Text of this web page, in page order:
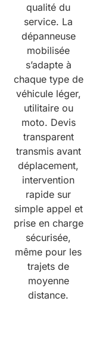
qualité du
service. La
dépanneuse
mobilisée
s’adapte à
chaque type de
véhicule léger,
utilitaire ou
moto. Devis
transparent
transmis avant
déplacement,
intervention
rapide sur
simple appel et
prise en charge
sécurisée,
même pour les
trajets de
moyenne
distance.